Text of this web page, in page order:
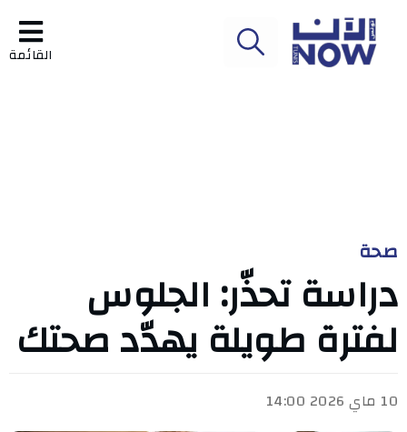
القائمة
صحة
دراسة تحذّر: الجلوس
لفترة طويلة يهدّد صحتك
10 ماي 2026 14:00